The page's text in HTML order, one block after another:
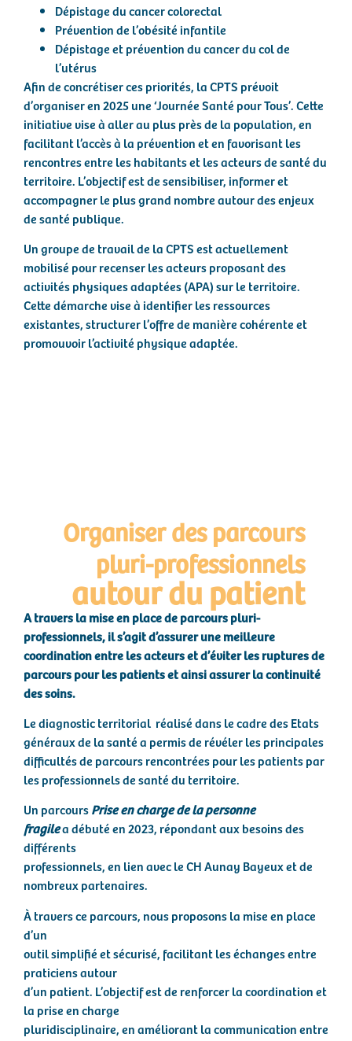
Dépistage du cancer colorectal
Prévention de l’obésité infantile
Dépistage et prévention du cancer du col de
l’utérus
Afin de concrétiser ces priorités, la CPTS prévoit
d’organiser en 2025 une ‘Journée Santé pour Tous’. Cette
initiative vise à aller au plus près de la population, en
facilitant l’accès à la prévention et en favorisant les
rencontres entre les habitants et les acteurs de santé du
territoire. L’objectif est de sensibiliser, informer et
accompagner le plus grand nombre autour des enjeux
de santé publique.
Un groupe de travail de la CPTS est actuellement
mobilisé pour recenser les acteurs proposant des
activités physiques adaptées (APA) sur le territoire.
Cette démarche vise à identifier les ressources
existantes, structurer l’offre de manière cohérente et
promouvoir l’activité physique adaptée.
Organiser des parcours
pluri-professionnels
autour du patient
A travers la mise en place de parcours pluri-
professionnels, il s’agit d’assurer une meilleure
coordination entre les acteurs et d’éviter les ruptures de
parcours pour les patients et ainsi assurer la continuité
des soins.
Le diagnostic territorial réalisé dans le cadre des Etats
généraux de la santé a permis de révéler les principales
difficultés de parcours rencontrées pour les patients par
les professionnels de santé du territoire.
Un parcoursPrise en charge de la personne
fragilea débuté en 2023, répondant aux besoins des
différents
professionnels, en lien avec le CH Aunay Bayeux et de
nombreux partenaires.
À travers ce parcours, nous proposons la mise en place
d’un
outil simplifié et sécurisé, facilitant les échanges entre
praticiens autour
d’un patient. L’objectif est de renforcer la coordination et
la prise en charge
pluridisciplinaire, en améliorant la communication entre